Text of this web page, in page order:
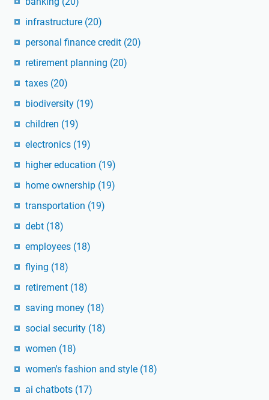
infrastructure (20)
personal finance credit (20)
retirement planning (20)
taxes (20)
biodiversity (19)
children (19)
electronics (19)
higher education (19)
home ownership (19)
transportation (19)
debt (18)
employees (18)
flying (18)
retirement (18)
saving money (18)
social security (18)
women (18)
women's fashion and style (18)
ai chatbots (17)